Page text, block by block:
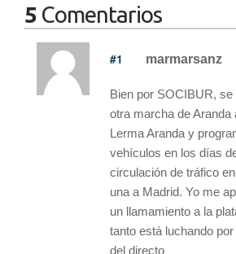
5 Comentarios
#1 marmarsanz
Bien por SOCIBUR, se
otra marcha de Aranda
Lerma Aranda y
vehículos en los días
circulación de tráfico
una a Madrid. Yo me
un llamamiento a la
tanto está luchando
del directo